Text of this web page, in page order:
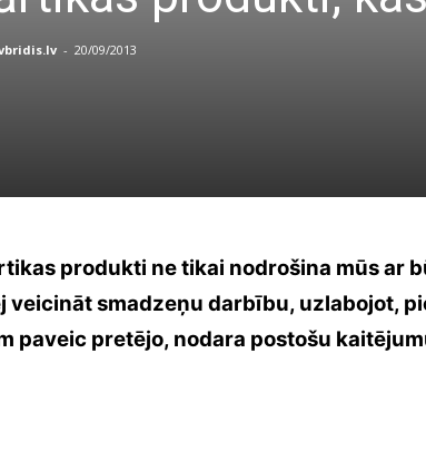
- 20/09/2013
produkti ne tikai nodrošina mūs ar
veicināt smadzeņu darbību, uzlabojot,
paveic pretējo, nodara postošu